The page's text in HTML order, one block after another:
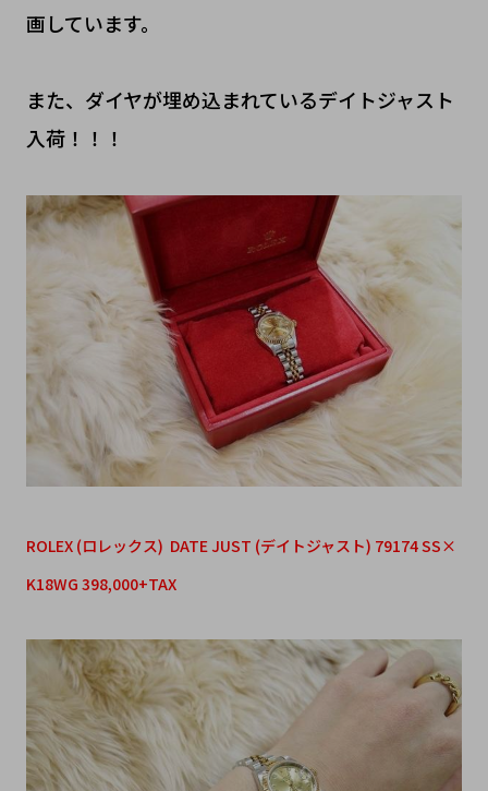
画しています。
また、ダイヤが埋め込まれているデイトジャスト
入荷！！！
ROLEX (ロレックス) DATE JUST (デイトジャスト) 79174 SS×
K18WG 398,000+TAX